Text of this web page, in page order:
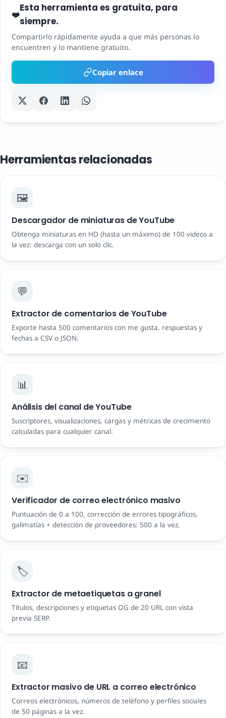
❤️
Esta herramienta es gratuita, para
siempre.
Compartirlo rápidamente ayuda a que más personas lo
encuentren y lo mantiene gratuito.
Copiar enlace
Herramientas relacionadas
🖼️
Descargador de miniaturas de YouTube
Obtenga miniaturas en HD (hasta un máximo) de 100 videos a
la vez: descarga con un solo clic.
💬
Extractor de comentarios de YouTube
Exporte hasta 500 comentarios con me gusta, respuestas y
fechas a CSV o JSON.
📊
Análisis del canal de YouTube
Suscriptores, visualizaciones, cargas y métricas de crecimiento
calculadas para cualquier canal.
✉️
Verificador de correo electrónico masivo
Puntuación de 0 a 100, corrección de errores tipográficos,
galimatías + detección de proveedores: 500 a la vez.
🏷️
Extractor de metaetiquetas a granel
Títulos, descripciones y etiquetas OG de 20 URL con vista
previa SERP.
📧
Extractor masivo de URL a correo electrónico
Correos electrónicos, números de teléfono y perfiles sociales
de 50 páginas a la vez.